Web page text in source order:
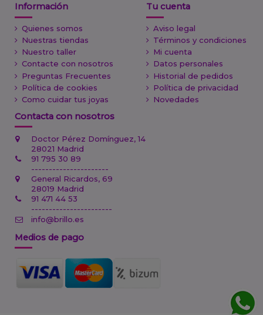
Información
Quienes somos
Nuestras tiendas
Nuestro taller
Contacte con nosotros
Preguntas Frecuentes
Política de cookies
Como cuidar tus joyas
Tu cuenta
Aviso legal
Términos y condiciones
Mi cuenta
Datos personales
Historial de pedidos
Política de privacidad
Novedades
Contacta con nosotros
Doctor Pérez Domínguez, 14
28021 Madrid
91 795 30 89
----------------------
General Ricardos, 69
28019 Madrid
91 471 44 53
-----------------------
info@brillo.es
Medios de pago